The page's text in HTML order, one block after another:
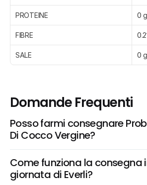
PROTEINE 0
FIBRE
SALE 0
Domande Frequenti
Posso farmi consegnare
Di Cocco Vergine?
Come funziona la consegna
giornata di Everli?